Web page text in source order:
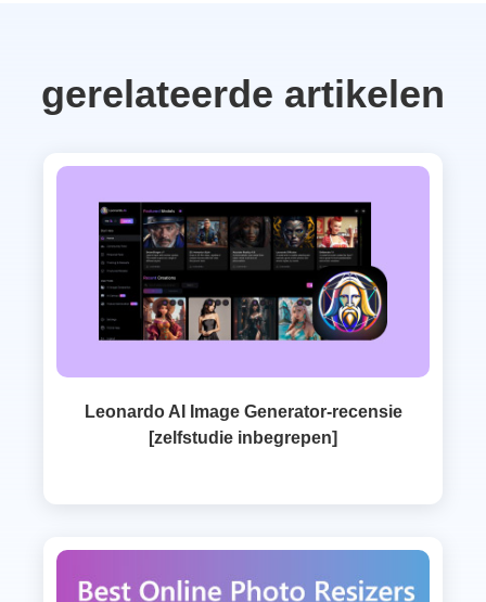
gerelateerde artikelen
Leonardo AI Image Generator-recensie
[zelfstudie inbegrepen]